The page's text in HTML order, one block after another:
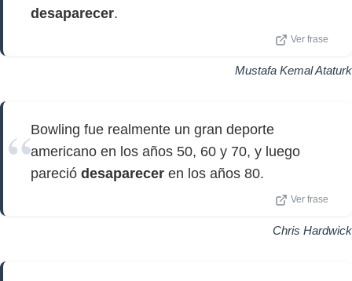
desaparecer.
Ver frase
Mustafa Kemal Ataturk
Bowling fue realmente un gran deporte
americano en los años 50, 60 y 70, y luego
pareció desaparecer en los años 80.
Ver frase
Chris Hardwick